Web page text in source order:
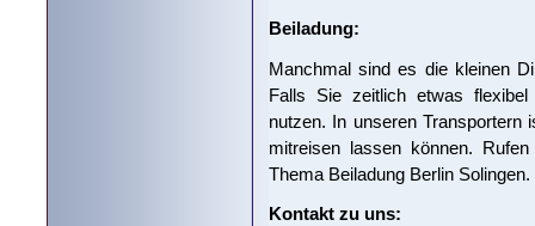
Beiladung:
Manchmal sind es die kleinen
Falls Sie zeitlich etwas
nutzen. In unseren
mitreisen lassen können.
Thema Beiladung Berlin Solingen.
Kontakt zu uns: